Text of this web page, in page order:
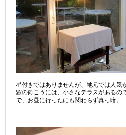
星付きではありませんが、地元では人気
窓の向こうには、小さなテラスがあるの
で、お昼に行ったにも関わらず真っ暗。